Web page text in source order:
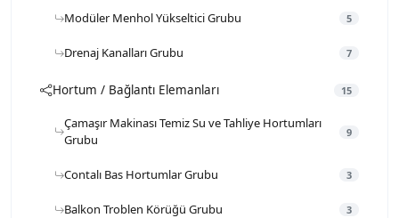
Modüler Menhol Yükseltici Grubu 5
Drenaj Kanalları Grubu 7
Hortum / Bağlantı Elemanları 15
Çamaşır Makinası Temiz Su ve Tahliye Hortumları
Grubu
9
Contalı Bas Hortumlar Grubu 3
Balkon Troblen Körüğü Grubu 3